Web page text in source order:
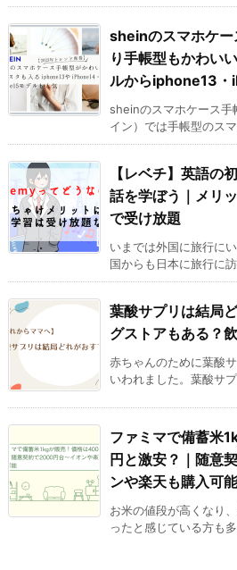
sheinのスマホケー
り手帳型もかわい
ルからiphone13・
sheinのスマホケース手
イン）では手帳型のス
【レベチ】英語の
話を学ぼう｜メリ
で受け放題
いまでは外国に旅行に
国からも日本に旅行に
葉酸サプリは結局
グストアもある？
赤ちゃんのために葉酸
いわれました。葉酸サ
ファミマで備蓄米
円と激安？｜随意
ンや楽天も購入可能
お米の値段が高くなり
ったと感じている方も